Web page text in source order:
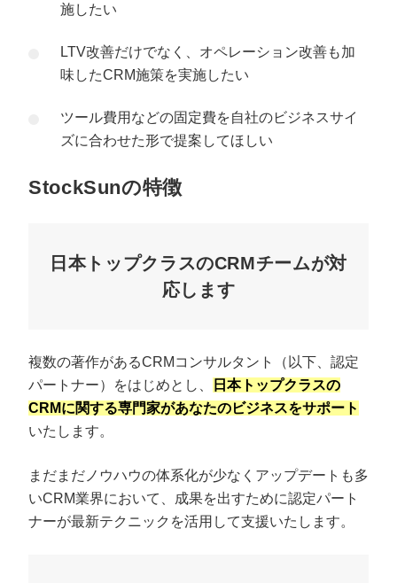
施したい
LTV改善だけでなく、オペレーション改善も加
味したCRM施策を実施したい
ツール費用などの固定費を自社のビジネスサイ
ズに合わせた形で提案してほしい
StockSunの特徴
日本トップクラスのCRMチームが対
応します
複数の著作があるCRMコンサルタント（以下、認定
パートナー）をはじめとし、
日本トップクラスの
CRMに関する専門家があなたのビジネスをサポート
いたします。
まだまだノウハウの体系化が少なくアップデートも多
いCRM業界において、成果を出すために認定パート
ナーが最新テクニックを活用して支援いたします。